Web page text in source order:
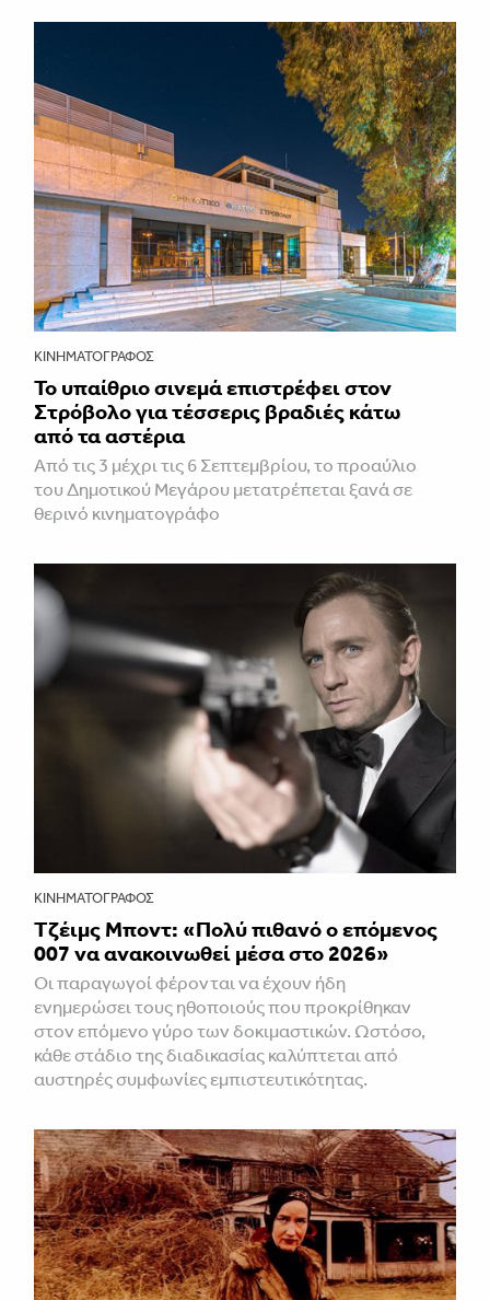
ΚΙΝΗΜΑΤΟΓΡΆΦΟΣ
Το υπαίθριο σινεμά επιστρέφει στον
Στρόβολο για τέσσερις βραδιές κάτω
από τα αστέρια
Από τις 3 μέχρι τις 6 Σεπτεμβρίου, το προαύλιο
του Δημοτικού Μεγάρου μετατρέπεται ξανά σε
θερινό κινηματογράφο
ΚΙΝΗΜΑΤΟΓΡΆΦΟΣ
Τζέιμς Μποντ: «Πολύ πιθανό ο επόμενος
007 να ανακοινωθεί μέσα στο 2026»
Οι παραγωγοί φέρονται να έχουν ήδη
ενημερώσει τους ηθοποιούς που προκρίθηκαν
στον επόμενο γύρο των δοκιμαστικών. Ωστόσο,
κάθε στάδιο της διαδικασίας καλύπτεται από
αυστηρές συμφωνίες εμπιστευτικότητας.